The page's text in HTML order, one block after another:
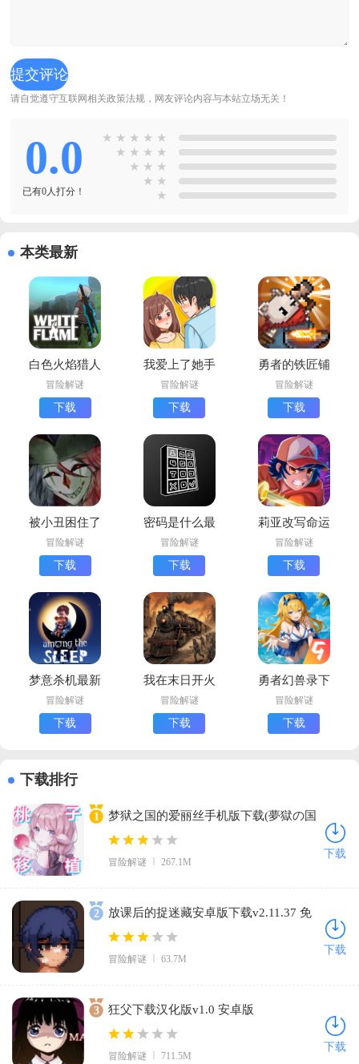
请自觉遵守互联网相关政策法规，网友评论内容与本站立场无关！
0.0
已有0人打分！
★ ★ ★ ★ ★
★ ★ ★ ★
★ ★ ★
★ ★
★
本类最新
白色火焰猎人
手机版下载
(WhiteFlame:
The Hunter)
冒险解谜
下载
我爱上了她手
机版下载(我
喜欢上她了)
冒险解谜
下载
勇者的铁匠铺
下载最新版
冒险解谜
下载
被小丑困住了
免费版
(Trapped with
Jester)
冒险解谜
下载
密码是什么最
新版下载
冒险解谜
下载
莉亚改写命运
最新版下载
(Lia)
冒险解谜
下载
梦意杀机最新
版下载
(Among The
Sleep)
冒险解谜
下载
我在末日开火
车游戏最新版
冒险解谜
下载
勇者幻兽录下
载安装官方版
冒险解谜
下载
下载排行
1
梦狱之国的爱丽丝手机版下载(夢獄の国
的爱丽丝)v1.0.1 官方版
冒险解谜 267.1M
下载
2
放课后的捉迷藏安卓版下载v2.11.37 免
费版
冒险解谜 63.7M
下载
3 狂父下载汉化版v1.0 安卓版
冒险解谜 711.5M
下载